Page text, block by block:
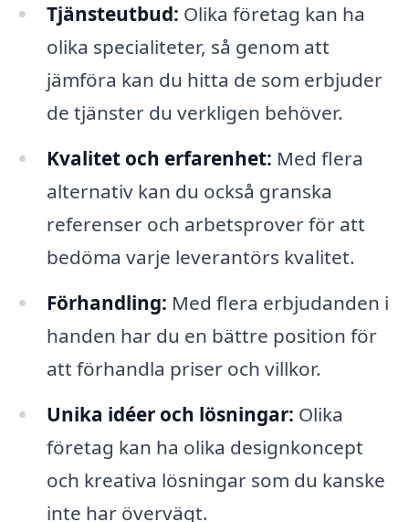
Tjänsteutbud: Olika företag kan ha
olika specialiteter, så genom att
jämföra kan du hitta de som erbjuder
de tjänster du verkligen behöver.
Kvalitet och erfarenhet: Med flera
alternativ kan du också granska
referenser och arbetsprover för att
bedöma varje leverantörs kvalitet.
Förhandling: Med flera erbjudanden i
handen har du en bättre position för
att förhandla priser och villkor.
Unika idéer och lösningar: Olika
företag kan ha olika designkoncept
och kreativa lösningar som du kanske
inte har övervägt.